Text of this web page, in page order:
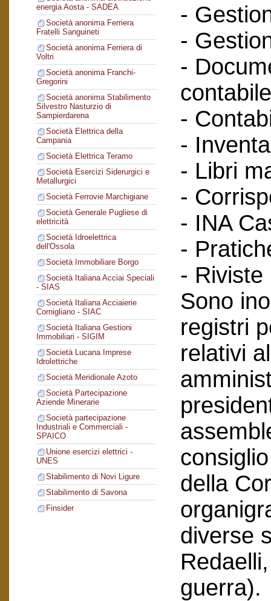
energia Aosta - SADEA
Società anonima Ferriera
Fratelli Sanguineti
Società anonima Ferriera di
Voltri
Società anonima Franchi-
Gregorini
Società anonima Stabilimento
Silvestro Nasturzio di
Sampierdarena
Società Elettrica della
Campania
Società Elettrica Teramo
Società Esercizi Siderurgici e
Metallurgici
Società Ferrovie Marchigiane
Società Generale Pugliese di
elettricità
Società Idroelettrica
dell'Ossola
Società Immobiliare Borgo
Società Italiana Acciai Speciali
- SIAS
Società Italiana Acciaierie
Cornigliano - SIAC
Società Italiana Gestioni
Immobiliari - SIGIM
Società Lucana Imprese
Idrolettriche
Società Meridionale Azoto
Società Partecipazione
Aziende Minerarie
Società partecipazione
Industriali e Commerciali -
SPAICO
Unione esercizi elettrici -
UNES
Stabilimento di Novi Ligure
Stabilimento di Savona
Finsider
-
-
-
-
-
- Libri
-
- INA
-
- Riviste
Sono
registri
relativi
della
diverse
guerra).